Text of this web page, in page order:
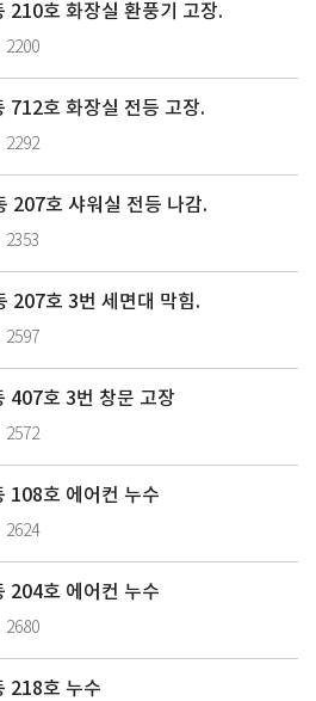
210호 화장실 환풍기 고장.
2200
712호 화장실 전등 고장.
2292
207호 샤워실 전등 나감.
2353
207호 3번 세면대 막힘.
2597
407호 3번 창문 고장
2572
108호 에어컨 누수
2624
204호 에어컨 누수
2680
218호 누수